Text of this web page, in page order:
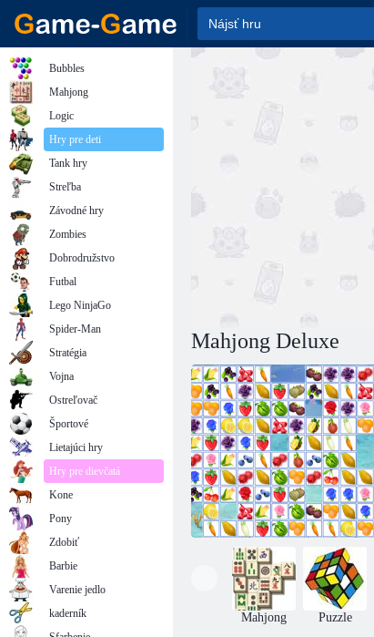
Mahjong Deluxe
Mahjong Puzzle
Bubbles
Mahjong
Logic
Hry pre deti
Tank hry
Streľba
Závodné hry
Zombies
Dobrodružstvo
Futbal
Lego NinjaGo
Spider-Man
Stratégia
Vojna
Ostreľovač
Športové
Lietajúci hry
Hry pre dievčatá
Kone
Pony
Zdobiť
Barbie
Varenie jedlo
kaderník